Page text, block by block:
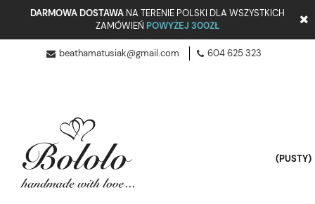
DARMOWA DOSTAWA NA TERENIE POLSKI DLA WSZYSTKICH
ZAMÓWIEŃ POWYŻEJ 300ZŁ
beathamatusiak@gmail.com 604 625 323
(PUSTY)